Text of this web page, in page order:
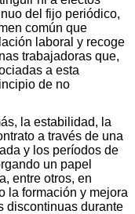
del fijo periódico,
común que
laboral y recoge
trabajadoras que,
a esta
de no
la estabilidad, la
a través de una
y los períodos de
un papel
entre otros, en
la formación y mejora
discontinuas durante